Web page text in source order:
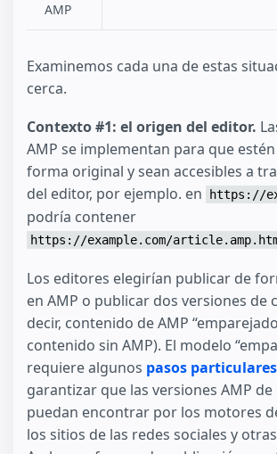
AMP
Examinemos cada una de estas
cerca.
Contexto #1: el origen del editor.
AMP se implementan para que
forma original y sean accesibles a
del editor, por ejemplo. en
https://
podría contener
https://example.com/
Los editores elegirían publicar de
en AMP o publicar dos versiones de
decir, contenido de AMP
contenido sin AMP). El modelo
requiere algunos pasos particulares
garantizar que las versiones AMP de
puedan encontrar por los motores
los sitios de las redes sociales y